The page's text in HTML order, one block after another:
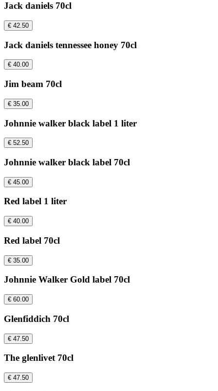
Jack daniels 70cl
€ 42.50
Jack daniels tennessee honey 70cl
€ 40.00
Jim beam 70cl
€ 35.00
Johnnie walker black label 1 liter
€ 52.50
Johnnie walker black label 70cl
€ 45.00
Red label 1 liter
€ 40.00
Red label 70cl
€ 35.00
Johnnie Walker Gold label 70cl
€ 60.00
Glenfiddich 70cl
€ 47.50
The glenlivet 70cl
€ 47.50